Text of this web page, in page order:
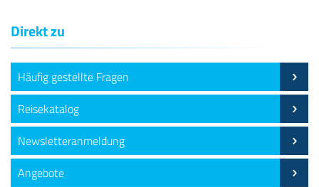
Direkt zu
Häufig gestellte Fragen
Reisekatalog
Newsletteranmeldung
Angebote